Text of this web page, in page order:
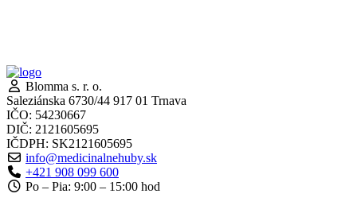
Blomma s. r. o.
Saleziánska 6730/44 917 01 Trnava
IČO: 54230667
DIČ: 2121605695
IČDPH: SK2121605695
info@medicinalnehuby.sk
+421 908 099 600
Po – Pia: 9:00 – 15:00 hod